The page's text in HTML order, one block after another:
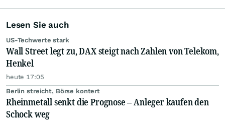
Lesen Sie auch
US-Techwerte stark
Wall Street legt zu, DAX steigt nach Zahlen von Telekom,
Henkel
heute 17:05
Berlin streicht, Börse kontert
Rheinmetall senkt die Prognose – Anleger kaufen den
Schock weg